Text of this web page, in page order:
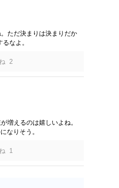
ただ決まりは決まりだか
なよ。
2
増えるのは嬉しいよね。
なりそう。
1